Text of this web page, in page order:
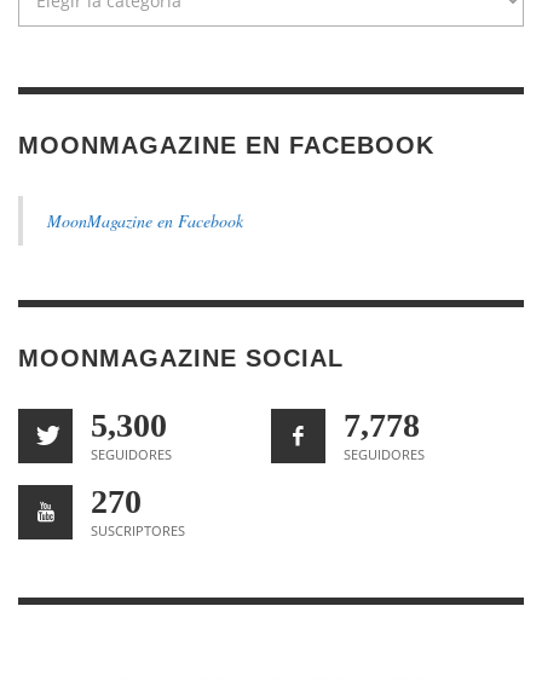
MOONMAGAZINE EN FACEBOOK
MoonMagazine en Facebook
MOONMAGAZINE SOCIAL
5,300
SEGUIDORES
7,778
SEGUIDORES
270
SUSCRIPTORES